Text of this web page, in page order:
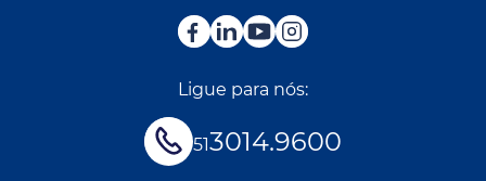
Ligue para nós:
513014.9600